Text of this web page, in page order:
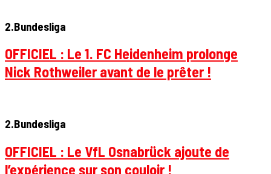
2.Bundesliga
OFFICIEL : Le 1. FC Heidenheim prolonge
Nick Rothweiler avant de le prêter !
2.Bundesliga
OFFICIEL : Le VfL Osnabrück ajoute de
l’expérience sur son couloir !